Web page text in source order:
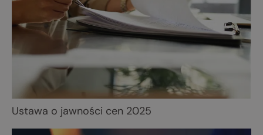
Ustawa o jawności cen 2025